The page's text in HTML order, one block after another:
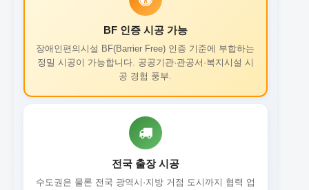
BF 인증 시공 가능
장애인편의시설 BF(Barrier Free) 인증 기준에 부합하는
정밀 시공이 가능합니다. 공공기관·관공서·복지시설 시
공 경험 풍부.
전국 출장 시공
수도권은 물론 전국 광역시·지방 거점 도시까지 협력 업